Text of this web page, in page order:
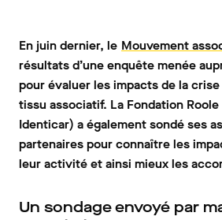
En juin dernier, le Mouvement
résultats d’une enquête menée
pour évaluer les impacts de la
tissu associatif. La Fondation
Identicar) a également sondé ses
partenaires pour connaître les
leur activité et ainsi mieux les
Un sondage envoyé par